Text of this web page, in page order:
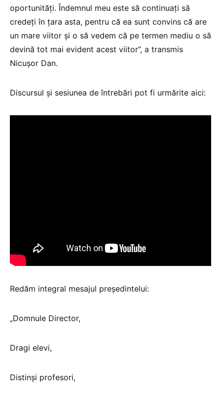
oportunități. Îndemnul meu este să continuați să
credeți în țara asta, pentru că ea sunt convins că are
un mare viitor și o să vedem că pe termen mediu o să
devină tot mai evident acest viitor”, a transmis
Nicușor Dan.
Discursul și sesiunea de întrebări pot fi urmărite aici:
Redăm integral mesajul președintelui:
„Domnule Director,
Dragi elevi,
Distinși profesori,